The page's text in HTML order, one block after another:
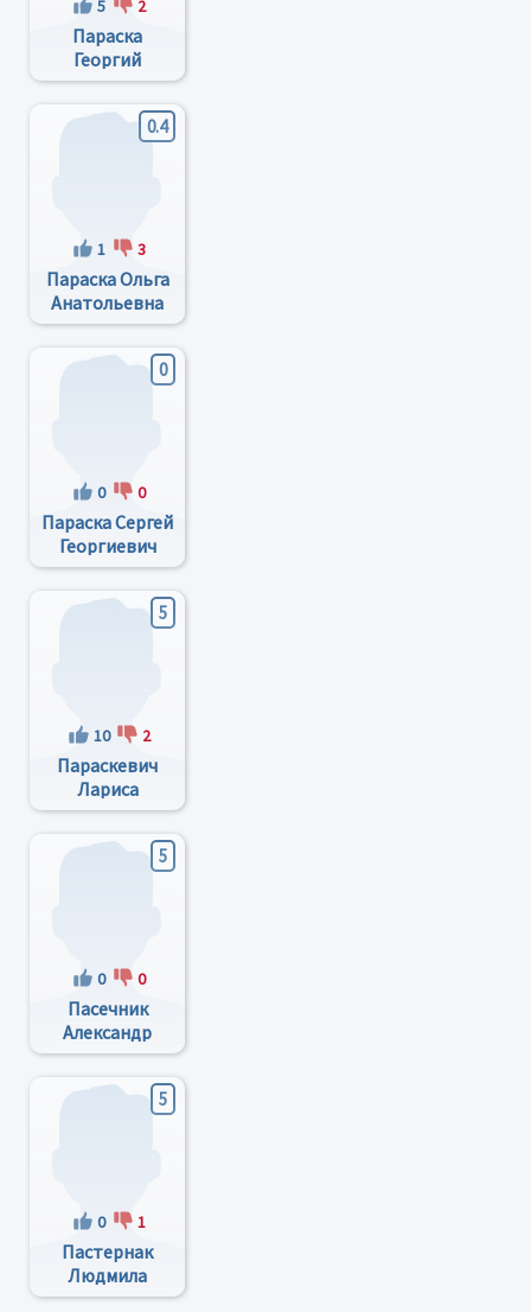
5 2
Параска
Георгий
Борисович
0.4
1 3
Параска Ольга
Анатольевна
0
0 0
Параска Сергей
Георгиевич
5
10 2
Параскевич
Лариса
Григорівна
5
0 0
Пасечник
Александр
Сергеевич
5
0 1
Пастернак
Людмила
Витальевна